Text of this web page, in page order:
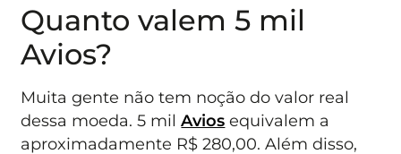
Quanto valem 5 mil
Avios?
Muita gente não tem noção do valor real
dessa moeda. 5 milAvios equivalem a
aproximadamente R$ 280,00. Além disso,